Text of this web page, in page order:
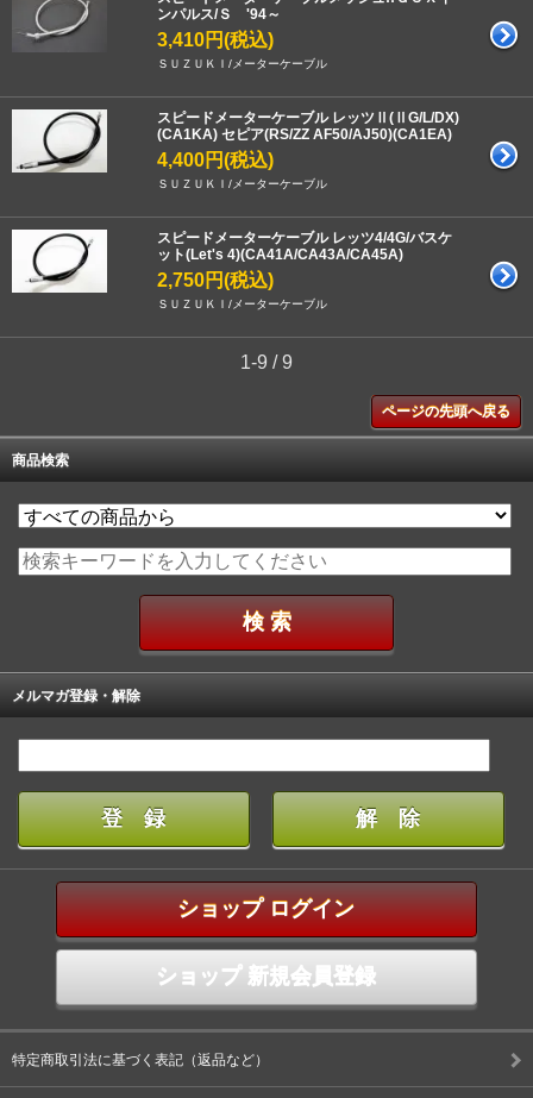
ンパルス/Ｓ '94～
3,410円(税込)
ＳＵＺＵＫＩ/メーターケーブル
スピードメーターケーブル レッツⅡ(ⅡG/L/DX)
(CA1KA) セピア(RS/ZZ AF50/AJ50)(CA1EA)
4,400円(税込)
ＳＵＺＵＫＩ/メーターケーブル
スピードメーターケーブル レッツ4/4G/バスケ
ット(Let's 4)(CA41A/CA43A/CA45A)
2,750円(税込)
ＳＵＺＵＫＩ/メーターケーブル
1-9 / 9
ページの先頭へ戻る
商品検索
メルマガ登録・解除
ショップ ログイン
ショップ 新規会員登録
特定商取引法に基づく表記（返品など）